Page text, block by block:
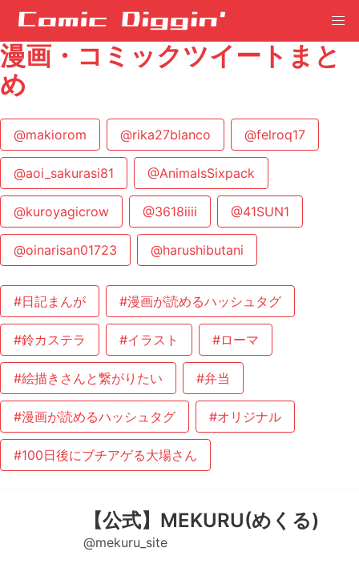
漫画・コミックツイートまと
め
@makiorom @rika27blanco @felroq17
@aoi_sakurasi81 @AnimalsSixpack
@kuroyagicrow @3618iiii @41SUN1
@oinarisan01723 @harushibutani
#日記まんが #漫画が読めるハッシュタグ
#鈴カステラ #イラスト #ローマ
#絵描きさんと繋がりたい #弁当
#漫画が読めるハッシュタグ #オリジナル
#100日後にブチアゲる大場さん
【公式】MEKURU(めくる)
@mekuru_site